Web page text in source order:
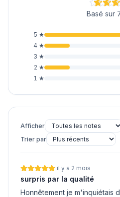
Basé sur
5 ★
4 ★
3 ★
2 ★
1 ★
Afficher
Trier par
·il y a 2 mois
surpris par la qualité
Honnêtement je m'inquiétais